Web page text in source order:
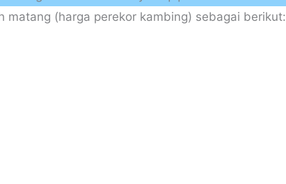
matang (harga perekor kambing) sebagai berikut: